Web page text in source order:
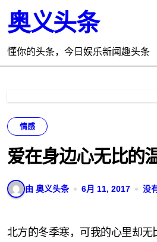
到
内
容
奥义头条
懂你的头条，今日娱乐新闻趣头条
情感
爱在身边心无比的
由 奥义头条 6月 11, 2017 没
北方的冬季寒，可我的心里却无比的温暖，因为我知道